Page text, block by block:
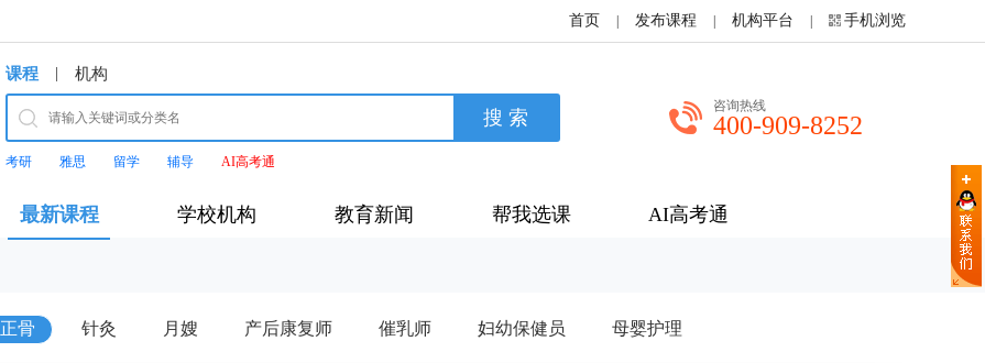
首页 发布课程 机构平台 手机浏览
课程 | 机构
考研 雅思 留学 辅导 AI高考通
咨询热线
400-909-8252
最新课程 学校机构 教育新闻 帮我选课 AI高考通
正骨 针灸 月嫂 产后康复师 催乳师 妇幼保健员 母婴护理